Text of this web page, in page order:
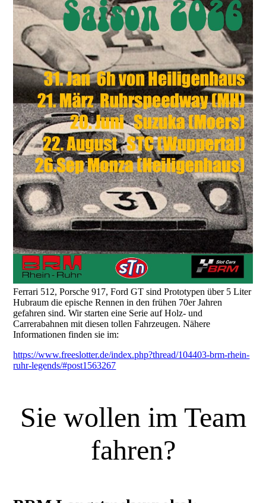
Ferrari 512, Porsche 917, Ford GT sind Prototypen über 5 Liter
Hubraum die epische Rennen in den frühen 70er Jahren
gefahren sind. Wir starten eine Serie auf Holz- und
Carrerabahnen mit diesen tollen Fahrzeugen. Nähere
Informationen finden sie im:
https://www.freeslotter.de/index.php?thread/104403-brm-rhein-
ruhr-legends/#post1563267
Sie wollen im Team
fahren?